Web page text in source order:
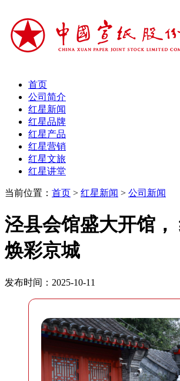
首页
公司简介
红星新闻
红星品牌
红星产品
红星营销
红星文旅
红星讲堂
当前位置： 首页 > 红星新闻 > 公司新闻
泾县会馆盛大开馆，
焕彩京城
发布时间：2025-10-11